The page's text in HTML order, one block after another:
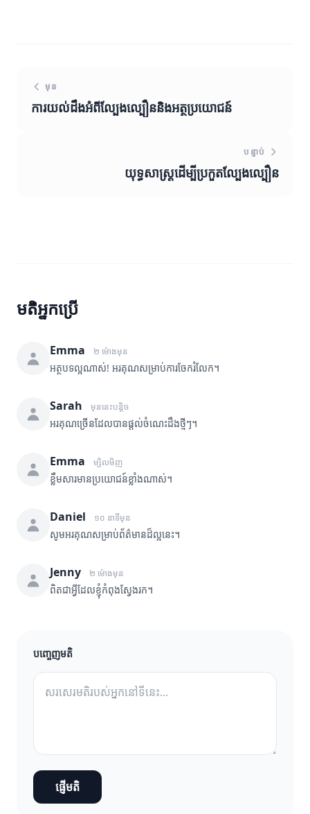
មុន
ការយល់ដឹងអំពីល្បែងល្បឿននិងអត្ថប្រយោជន៍
បន្ទាប់
យុទ្ធសាស្ត្រដើម្បីប្រកួតល្បែងល្បឿន
មតិអ្នកប្រើ
Emma ២ ម៉ោងមុន
អត្ថបទល្អណាស់! អរគុណសម្រាប់ការចែករំលែក។
Sarah មុននេះបន្តិច
អរគុណច្រើនដែលបានផ្តល់ចំណេះដឹងថ្មីៗ។
Emma ម្សិលមិញ
ខ្លឹមសារមានប្រយោជន៍ខ្លាំងណាស់។
Daniel ១០ នាទីមុន
សូមអរគុណសម្រាប់ព័ត៌មានដ៏ល្អនេះ។
Jenny ២ ម៉ោងមុន
ពិតជាអ្វីដែលខ្ញុំកំពុងស្វែងរក។
បញ្ចេញមតិ
ផ្ញើមតិ